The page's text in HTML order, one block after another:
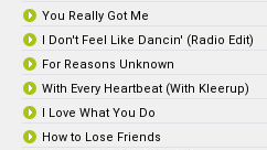
You Really Got Me
I Don't Feel Like Dancin' (Radio Edit)
For Reasons Unknown
With Every Heartbeat (With Kleerup)
I Love What You Do
How to Lose Friends